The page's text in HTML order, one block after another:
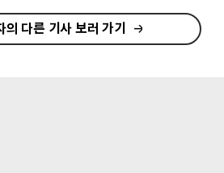
의 다른 기사 보러 가기